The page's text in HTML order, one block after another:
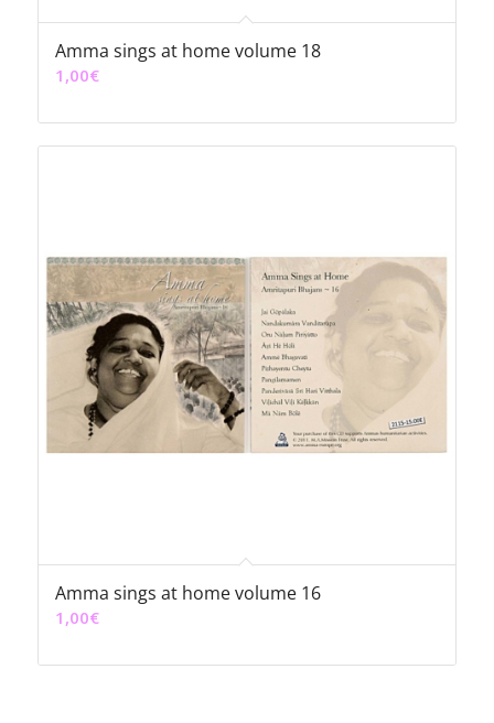
Amma sings at home volume 18
1,00€
Amma sings at home volume 16
1,00€